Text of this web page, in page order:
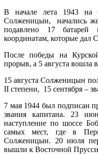
В начале лета 1943 на
Солженицын, начались
подавлено 17
координатам, которые дал
После победы на
прорыв, а 5 августа вошла
15 августа Солженицын
II степени, 15 сентября –
7 мая 1944 был подписан
звания капитана. 23
наступление по шоссе
самых мест, где в
Солженицын. 20 июля
вышли к Восточной